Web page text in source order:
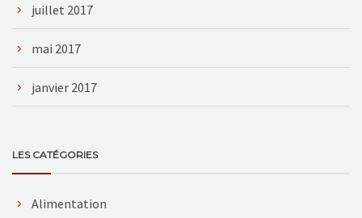
juillet 2017
mai 2017
janvier 2017
LES CATÉGORIES
Alimentation